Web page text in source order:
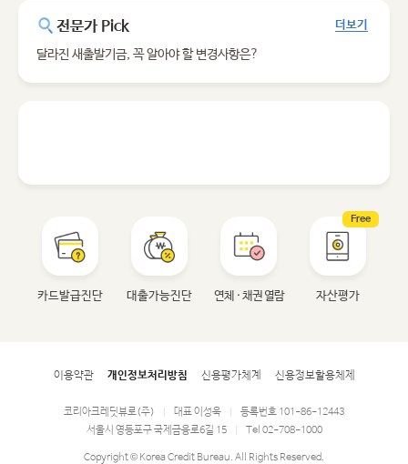
전문가 Pick
달라진 새출발기금, 꼭 알아야 할 변경사항은?
더보기
카드발급진단 대출가능진단 연체 · 채권 열람 자산평가
Free
이용약관 개인정보처리방침 신용평가체계 신용정보활용체제
코리아크레딧뷰로(주) 대표 이성욱
등록번호 101-86-12443
서울시 영등포구 국제금융로6길 15
Tel 02-708-1000
Copyright © Korea Credit Bureau. All Rights Reserved.